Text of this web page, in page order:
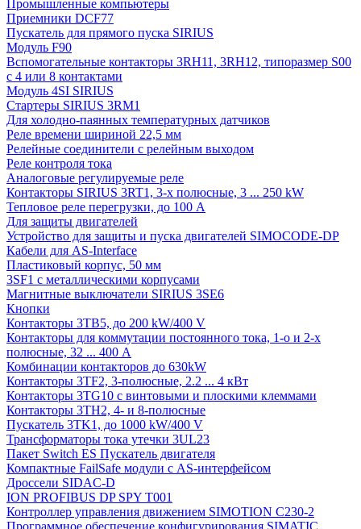
Промышленные компьютеры
Приемники DCF77
Пускатель для прямого пуска SIRIUS
Модуль F90
Вспомогательные контакторы 3RH11, 3RH12, типоразмер S00
с 4 или 8 контактами
Модуль 4SI SIRIUS
Стартеры SIRIUS 3RM1
Для холодно-паянных температурных датчиков
Реле времени шириной 22,5 мм
Релейные соединители с релейным выходом
Реле контроля тока
Аналоговые регулируемые реле
Контакторы SIRIUS 3RT1, 3-х полюсные, 3 ... 250 kW
Тепловое реле перегрузки, до 100 A
Для защиты двигателей
Устройство для защиты и пуска двигателей SIMOCODE-DP
Кабели для AS-Interface
Пластиковый корпус, 50 мм
3SF1 с металлическими корпусами
Магнитные выключатели SIRIUS 3SE6
Кнопки
Контакторы 3TB5, до 200 kW/400 V
Контакторы для коммутации постоянного тока, 1-о и 2-х
полюсные, 32 ... 400 A
Комбинации контакторов до 630kW
Контакторы 3TF2, 3-полюсные, 2.2 ... 4 кВт
Контакторы 3TG10 c винтовыми и плоскими клеммами
Контакторы 3TH2, 4- и 8-полюсные
Пускатель 3TK1, до 1000 kW/400 V
Трансформаторы тока утечки 3UL23
Пакет Switch ES Пускатель двигателя
Компактные FailSafe модули с AS-интерфейсом
Дроссели SIDAC-D
ION PROFIBUS DP SPY T001
Контроллер управления движением SIMOTION C230-2
Программное обеспечение конфигурирования SIMATIC